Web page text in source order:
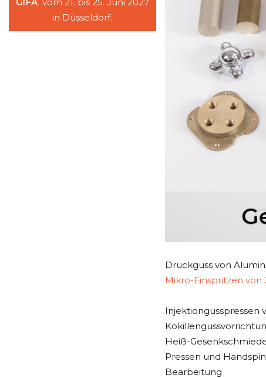
Druckguss von
Mikro-Einspritzen
Injektiongusspressen
Heiß-
Pressen und
Bearbeitung
in Düsseldorf.